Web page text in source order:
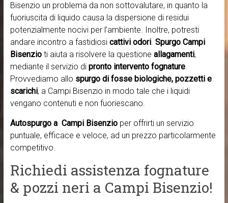
Bisenzio un problema da non sottovalutare, in quanto la
fuoriuscita di liquido causa la dispersione di residui
potenzialmente nocivi per l’ambiente. Inoltre, potresti
andare incontro a fastidiosi cattivi odori. Spurgo Campi
Bisenzio ti aiuta a risolvere la questione allagamenti,
mediante il servizio di pronto intervento fognature.
Provvediamo allo spurgo di fosse biologiche, pozzetti e
scarichi, a Campi Bisenzio in modo tale che i liquidi
vengano contenuti e non fuoriescano.
Autospurgo a Campi Bisenzio per offrirti un servizio
puntuale, efficace e veloce, ad un prezzo particolarmente
competitivo.
Richiedi assistenza fognature
& pozzi neri a Campi Bisenzio!